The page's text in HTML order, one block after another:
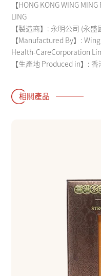
【HONG KONG WING
LING
【製造商】: 永明公司 (永
【Manufactured By】:
Health-CareCorporation
【生產地 Produced in】:
相關產品